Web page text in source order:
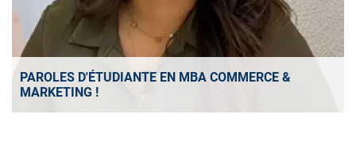
PAROLES D'ÉTUDIANTE EN MBA COMMERCE &
MARKETING !